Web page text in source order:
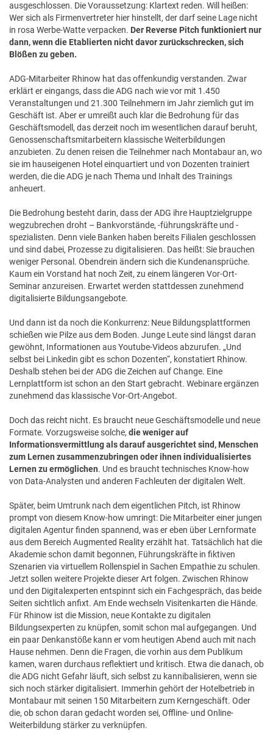
ausgeschlossen. Die Voraussetzung: Klartext reden. Will heißen:
Wer sich als Firmenvertreter hier hinstellt, der darf seine Lage nicht
in rosa Werbe-Watte verpacken. Der Reverse Pitch funktioniert nur
dann, wenn die Etablierten nicht davor zurückschrecken, sich
Blößen zu geben.
ADG-Mitarbeiter Rhinow hat das offenkundig verstanden. Zwar
erklärt er eingangs, dass die ADG nach wie vor mit 1.450
Veranstaltungen und 21.300 Teilnehmern im Jahr ziemlich gut im
Geschäft ist. Aber er umreißt auch klar die Bedrohung für das
Geschäftsmodell, das derzeit noch im wesentlichen darauf beruht,
Genossenschaftsmitarbeitern klassische Weiterbildungen
anzubieten. Zu denen reisen die Teilnehmer nach Montabaur an, wo
sie im hauseigenen Hotel einquartiert und von Dozenten trainiert
werden, die die ADG je nach Thema und Inhalt des Trainings
anheuert.
Die Bedrohung besteht darin, dass der ADG ihre Hauptzielgruppe
wegzubrechen droht – Bankvorstände, -führungskräfte und -
spezialisten. Denn viele Banken haben bereits Filialen geschlossen
und sind dabei, Prozesse zu digitalisieren. Das heißt: Sie brauchen
weniger Personal. Obendrein ändern sich die Kundenansprüche.
Kaum ein Vorstand hat noch Zeit, zu einem längeren Vor-Ort-
Seminar anzureisen. Erwartet werden stattdessen zunehmend
digitalisierte Bildungsangebote.
Und dann ist da noch die Konkurrenz: Neue Bildungsplattformen
schießen wie Pilze aus dem Boden. Junge Leute sind längst daran
gewöhnt, Informationen aus Youtube-Videos abzurufen. „Und
selbst bei Linkedin gibt es schon Dozenten“, konstatiert Rhinow.
Deshalb stehen bei der ADG die Zeichen auf Change. Eine
Lernplattform ist schon an den Start gebracht. Webinare ergänzen
zunehmend das klassische Vor-Ort-Angebot.
Doch das reicht nicht. Es braucht neue Geschäftsmodelle und neue
Formate. Vorzugsweise solche, die weniger auf
Informationsvermittlung als darauf ausgerichtet sind, Menschen
zum Lernen zusammenzubringen oder ihnen individualisiertes
Lernen zu ermöglichen. Und es braucht technisches Know-how
von Data-Analysten und anderen Fachleuten der digitalen Welt.
Später, beim Umtrunk nach dem eigentlichen Pitch, ist Rhinow
prompt von diesem Know-how umringt: Die Mitarbeiter einer jungen
digitalen Agentur finden spannend, was er eben über Lernformate
aus dem Bereich Augmented Reality erzählt hat. Tatsächlich hat die
Akademie schon damit begonnen, Führungskräfte in fiktiven
Szenarien via virtuellem Rollenspiel in Sachen Empathie zu schulen.
Jetzt sollen weitere Projekte dieser Art folgen. Zwischen Rhinow
und den Digitalexperten entspinnt sich ein Fachgespräch, das beide
Seiten sichtlich anfixt. Am Ende wechseln Visitenkarten die Hände.
Für Rhinow ist die Mission, neue Kontakte zu digitalen
Bildungsexperten zu knüpfen, somit schon mal aufgegangen. Und
ein paar Denkanstöße kann er vom heutigen Abend auch mit nach
Hause nehmen. Denn die Fragen, die vorhin aus dem Publikum
kamen, waren durchaus reflektiert und kritisch. Etwa die danach, ob
die ADG nicht Gefahr läuft, sich selbst zu kannibalisieren, wenn sie
sich noch stärker digitalisiert. Immerhin gehört der Hotelbetrieb in
Montabaur mit seinen 150 Mitarbeitern zum Kerngeschäft. Oder
die, ob schon daran gedacht worden sei, Offline- und Online-
Weiterbildung stärker zu verknüpfen.